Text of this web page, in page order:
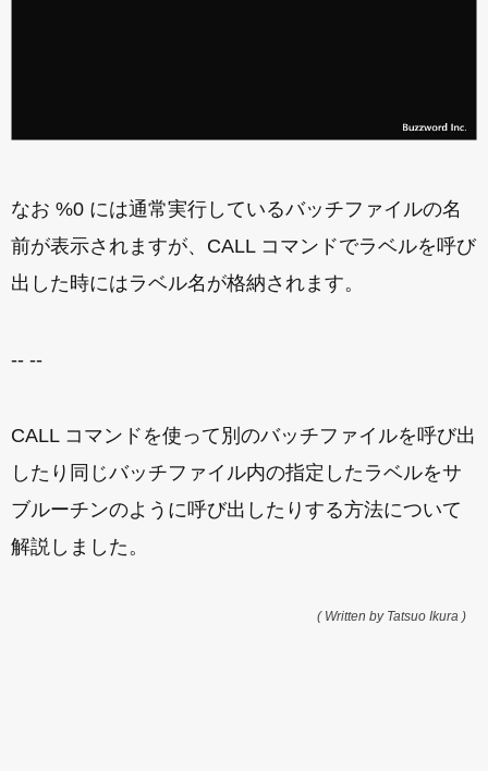
なお %0 には通常実行しているバッチファイルの名
前が表示されますが、CALL コマンドでラベルを呼び
出した時にはラベル名が格納されます。
-- --
CALL コマンドを使って別のバッチファイルを呼び出
したり同じバッチファイル内の指定したラベルをサ
ブルーチンのように呼び出したりする方法について
解説しました。
( Written by Tatsuo Ikura )